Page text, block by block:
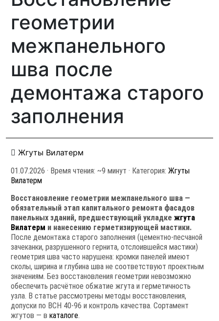
геометрии
межпанельного
шва после
демонтажа старого
заполнения
Жгуты Вилатерм
01.07.2026 · Время чтения: ~9 минут · Категория:Жгуты
Вилатерм
Восстановление геометрии межпанельного шва —
обязательный этап капитального ремонта фасадов
панельных зданий, предшествующий укладкежгута
Вилатерм и нанесению герметизирующей мастики.
После демонтажа старого заполнения (цементно-песчаной
зачеканки, разрушенного гернита, отслоившейся мастики)
геометрия шва часто нарушена: кромки панелей имеют
сколы, ширина и глубина шва не соответствуют проектным
значениям. Без восстановления геометрии невозможно
обеспечить расчётное обжатие жгута и герметичность
узла. В статье рассмотрены методы восстановления,
допуски по ВСН 40-96 и контроль качества. Сортамент
жгутов — вкаталоге.